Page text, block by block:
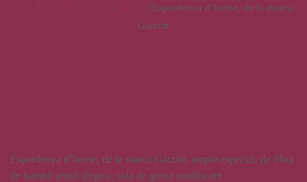
/ / /
/ Espardenya d’home, de la marca
Garzón
Espardenya d’home, de la marca Garzón, ample especial, de fibra
de bambú antial·lèrgica, sola de goma antilliscant